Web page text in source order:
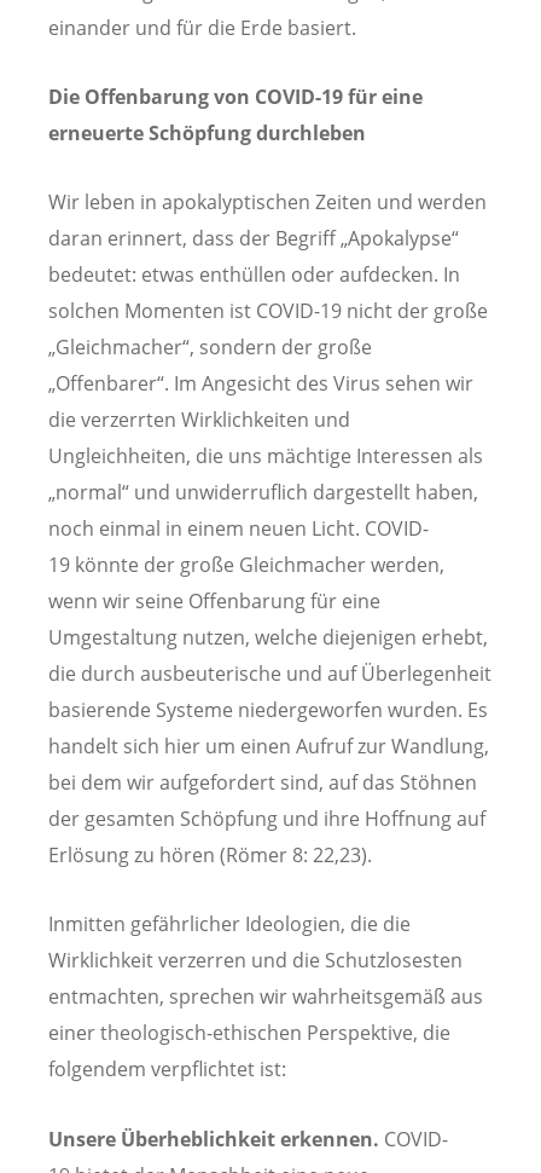
einander und für die Erde basiert.
Die Offenbarung von COVID-19 für eine
erneuerte Schöpfung durchleben
Wir leben in apokalyptischen Zeiten und werden
daran erinnert, dass der Begriff „Apokalypse“
bedeutet: etwas enthüllen oder aufdecken. In
solchen Momenten ist COVID-19 nicht der große
„Gleichmacher“, sondern der große
„Offenbarer“. Im Angesicht des Virus sehen wir
die verzerrten Wirklichkeiten und
Ungleichheiten, die uns mächtige Interessen als
„normal“ und unwiderruflich dargestellt haben,
noch einmal in einem neuen Licht. COVID-
19 könnte der große Gleichmacher werden,
wenn wir seine Offenbarung für eine
Umgestaltung nutzen, welche diejenigen erhebt,
die durch ausbeuterische und auf Überlegenheit
basierende Systeme niedergeworfen wurden. Es
handelt sich hier um einen Aufruf zur Wandlung,
bei dem wir aufgefordert sind, auf das Stöhnen
der gesamten Schöpfung und ihre Hoffnung auf
Erlösung zu hören (Römer 8: 22,23).
Inmitten gefährlicher Ideologien, die die
Wirklichkeit verzerren und die Schutzlosesten
entmachten, sprechen wir wahrheitsgemäß aus
einer theologisch-ethischen Perspektive, die
folgendem verpflichtet ist:
Unsere Überheblichkeit erkennen. COVID-